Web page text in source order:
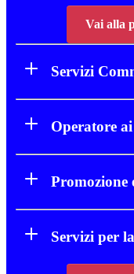
Vai alla
Servizi
Operatore
Promozione
Servizi per